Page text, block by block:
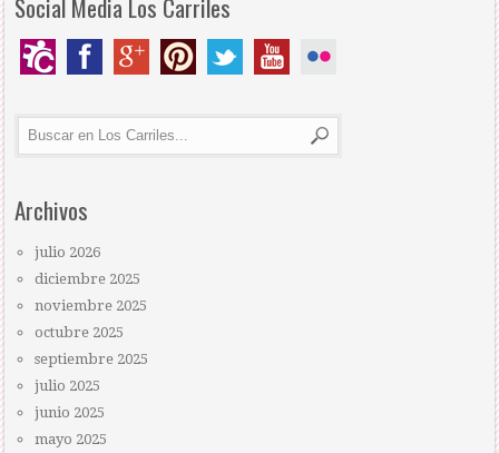
Social Media Los Carriles
Archivos
julio 2026
diciembre 2025
noviembre 2025
octubre 2025
septiembre 2025
julio 2025
junio 2025
mayo 2025